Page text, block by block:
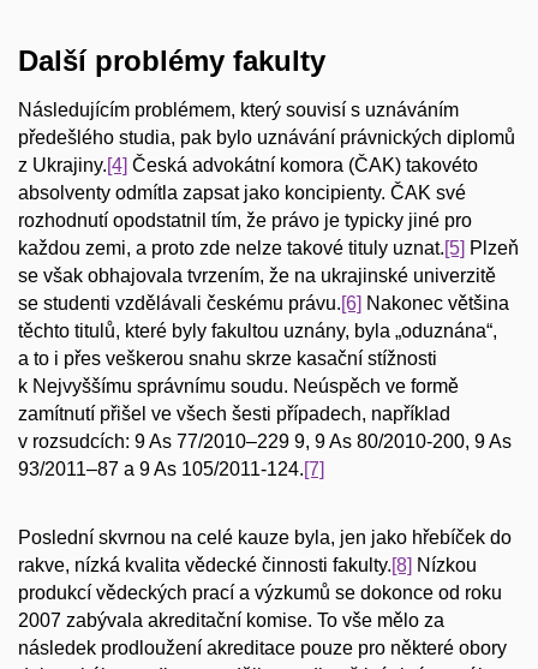
Další problémy fakulty
Následujícím problémem, který souvisí s uznáváním
předešlého studia, pak bylo uznávání právnických diplomů
z Ukrajiny. [4] Česká advokátní komora (ČAK) takovéto
absolventy odmítla zapsat jako koncipienty. ČAK své
rozhodnutí opodstatnil tím, že právo je typicky jiné pro
každou zemi, a proto zde nelze takové tituly uznat. [5] Plzeň
se však obhajovala tvrzením, že na ukrajinské univerzitě
se studenti vzdělávali českému právu. [6] Nakonec většina
těchto titulů, které byly fakultou uznány, byla „oduznána“,
a to i přes veškerou snahu skrze kasační stížnosti
k Nejvyššímu správnímu soudu. Neúspěch ve formě
zamítnutí přišel ve všech šesti případech, například
v rozsudcích: 9 As 77/2010–229 9, 9 As 80/2010-200, 9 As
93/2011–87 a 9 As 105/2011-124. [7]
Poslední skvrnou na celé kauze byla, jen jako hřebíček do
rakve, nízká kvalita vědecké činnosti fakulty.[8] Nízkou
produkcí vědeckých prací a výzkumů se dokonce od roku
2007 zabývala akreditační komise. To vše mělo za
následek prodloužení akreditace pouze pro některé obory